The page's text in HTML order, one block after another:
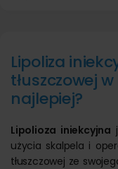
Lipoliza
tłuszczowej
najlepiej?
Lipolioza iniekcyjna
użycia skalpela i
tłuszczowej ze